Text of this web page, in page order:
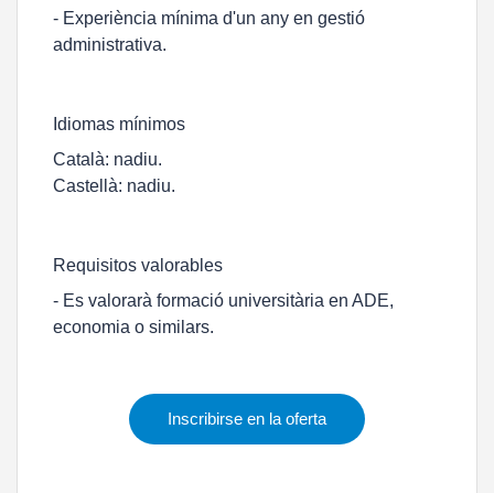
- Experiència mínima d'un any en gestió
administrativa.
Idiomas mínimos
Català: nadiu.
Castellà: nadiu.
Requisitos valorables
- Es valorarà formació universitària en ADE,
economia o similars.
Inscribirse en la oferta